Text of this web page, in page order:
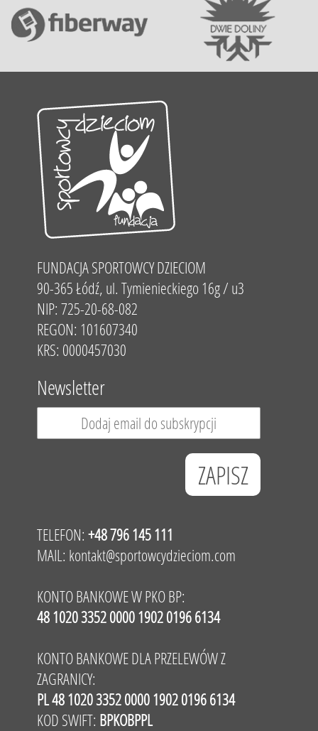
FUNDACJA SPORTOWCY DZIECIOM
90-365 Łódź, ul. Tymienieckiego 16g / u3
NIP: 725-20-68-082
REGON: 101607340
KRS: 0000457030
Newsletter
TELEFON: +48 796 145 111
MAIL: kontakt@sportowcydzieciom.com
KONTO BANKOWE W PKO BP:
48 1020 3352 0000 1902 0196 6134
KONTO BANKOWE DLA PRZELEWÓW Z
ZAGRANICY:
PL 48 1020 3352 0000 1902 0196 6134
KOD SWIFT: BPKOBPPL